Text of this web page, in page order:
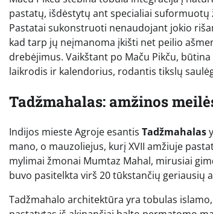
pastatų, išdėstytų ant specialiai
Pastatai sukonstruoti nenaudojant jokio
kad tarp jų neįmanoma įkišti net peilio
drebėjimus. Vaikštant po Maču Pikču,
laikrodis ir kalendorius, rodantis tikslų
Tadžmahalas: amžinos
Indijos mieste Agroje esantis Tadžmahalas
mano, o mauzoliejus, kurį XVII amžiuje
mylimai žmonai Mumtaz Mahal, mirusiai
buvo pasitelkta virš 20 tūkstančių geriausių
Tadžmahalo architektūra yra tobulas